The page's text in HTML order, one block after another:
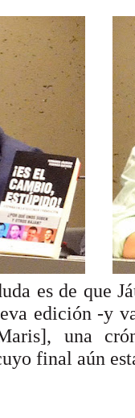
es de que
edición -y
una
final aún